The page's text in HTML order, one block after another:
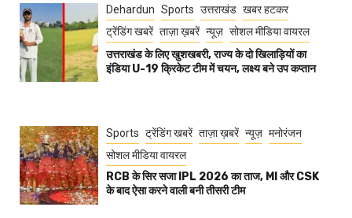
Dehardun Sports उत्तराखंड खबर हटकर
ट्रेंडिंग खबरें ताज़ा ख़बरें न्यूज़ सोशल मीडिया वायरल
उत्तराखंड के लिए खुशखबरी, राज्य के दो खिलाड़ियों का
इंडिया U-19 क्रिकेट टीम में चयन, लक्ष्य बने उप कप्तान
Sports ट्रेंडिंग खबरें ताज़ा ख़बरें न्यूज़ मनोरंजन
सोशल मीडिया वायरल
RCB के सिर सजा IPL 2026 का ताज, MI और CSK
के बाद ऐसा करने वाली बनी तीसरी टीम